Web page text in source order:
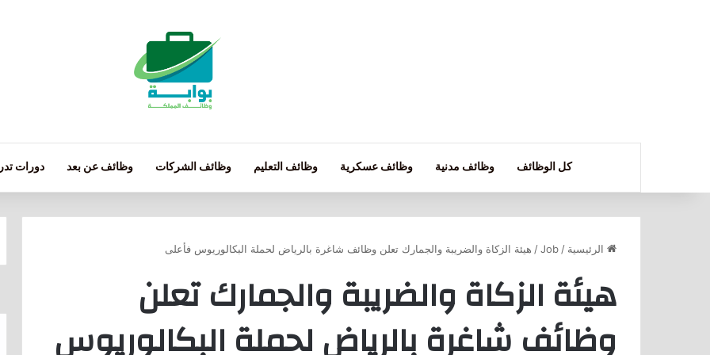
كل الوظائف وظائف مدنية وظائف عسكرية وظائف التعليم وظائف الشركات وظائف عن بعد دورات
الرئيسية /
Job
/ هيئة الزكاة والضريبة والجمارك تعلن وظائف شاغرة بالرياض لحملة البكالوريوس فأعلى
هيئة الزكاة والضريبة والجمارك تعلن
وظائف شاغرة بالرياض لحملة البكالوريوس